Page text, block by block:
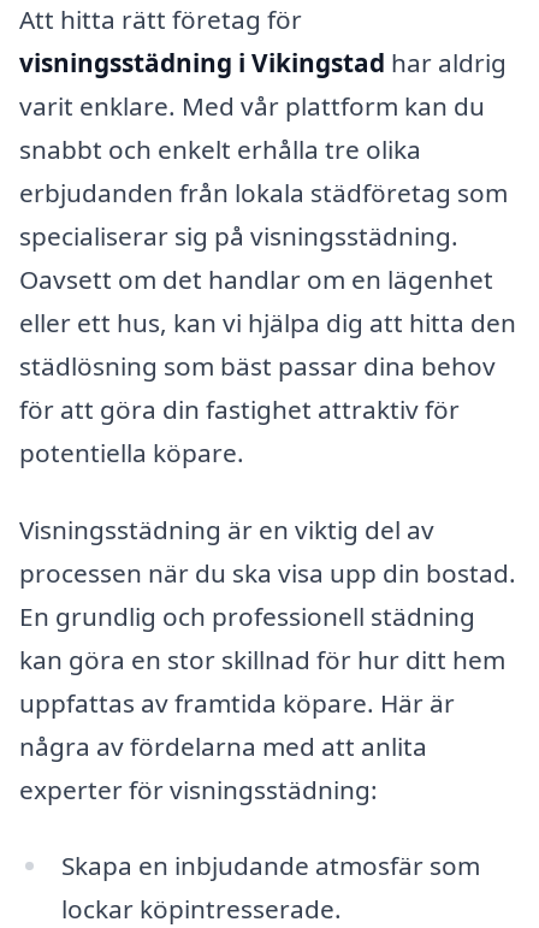
Att hitta rätt företag för
visningsstädning i Vikingstad har aldrig
varit enklare. Med vår plattform kan du
snabbt och enkelt erhålla tre olika
erbjudanden från lokala städföretag som
specialiserar sig på visningsstädning.
Oavsett om det handlar om en lägenhet
eller ett hus, kan vi hjälpa dig att hitta den
städlösning som bäst passar dina behov
för att göra din fastighet attraktiv för
potentiella köpare.
Visningsstädning är en viktig del av
processen när du ska visa upp din bostad.
En grundlig och professionell städning
kan göra en stor skillnad för hur ditt hem
uppfattas av framtida köpare. Här är
några av fördelarna med att anlita
experter för visningsstädning:
Skapa en inbjudande atmosfär som
lockar köpintresserade.